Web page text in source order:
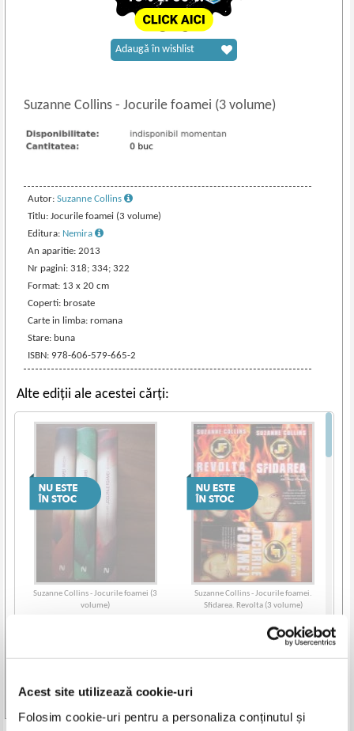
Acest site utilizează cookie-uri
Folosim cookie-uri pentru a personaliza conținutul și
Suzanne Collins- Jocurile foamei (3 volume)
Autor:Suzanne Collins
Titlu: Jocurile foamei (3 volume)
Editura: Nemira
An aparitie: 2013
Nr pagini: 318; 334; 322
Format: 13 x 20 cm
Coperti: brosate
Carte in limba: romana
Stare: buna
ISBN: 978-606-579-665-2
Adaugă în wishlist
Alte ediții ale acestei cărți:
Suzanne Collins - Jocurile foamei (3
volume)
Suzanne Collins - Jocurile foamei.
Sfidarea. Revolta (3 volume)